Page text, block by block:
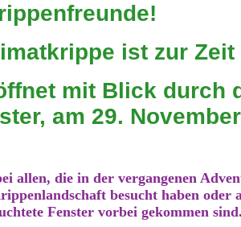
ist zur Zeit
mit Blick durch
am 29.
allen, die in der vergangenen
besucht haben oder
Fenster vorbei gekommen